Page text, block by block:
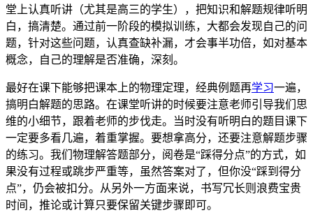
堂上认真听讲（尤其是高三的学生），把知识和解题规律听明
白，搞清楚。通过前一阶段的模拟训练，大都会发现自己的问
题，针对这些问题，认真查缺补漏，才会事半功倍，如对基本
概念，自己的理解是否准确，深刻。
最好在课下能够把课本上的物理定理，经典例题再学习一遍，
搞明白解题的思路。在课堂听讲的时候要注意老师引导我们思
维的小细节，跟着老师的步伐走。当时没有听明白的题目课下
一定要多看几遍，着重掌握。要想拿高分，还要注意解题步骤
的练习。我们物理解答题部分，阅卷是“踩得分点”的方式，如
果没有过程或跳步严重等，虽然答案对了，但你没“踩到得分
点”，仍会被扣分。从另外一方面来说，书写冗长则浪费宝贵
时间，推论或计算只要保留关键步骤即可。